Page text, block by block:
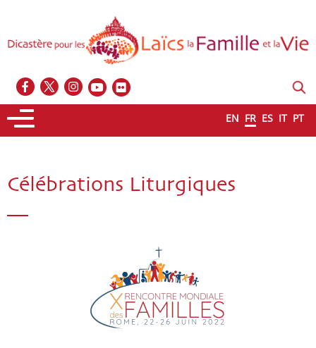
EN FR ES IT PT
Célébrations Liturgiques